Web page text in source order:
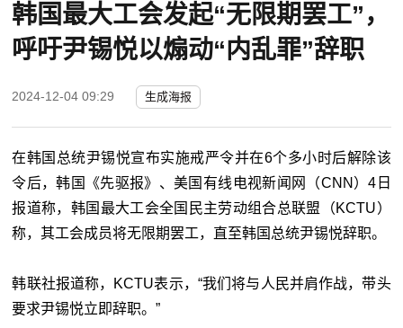
韩国最大工会发起“无限期罢工”，
呼吁尹锡悦以煽动“内乱罪”辞职
2024-12-04 09:29 生成海报
在韩国总统尹锡悦宣布实施戒严令并在6个多小时后解除该
令后，韩国《先驱报》、美国有线电视新闻网（CNN）4日
报道称，韩国最大工会全国民主劳动组合总联盟（KCTU）
称，其工会成员将无限期罢工，直至韩国总统尹锡悦辞职。
韩联社报道称，KCTU表示，“我们将与人民并肩作战，带头
要求尹锡悦立即辞职。”